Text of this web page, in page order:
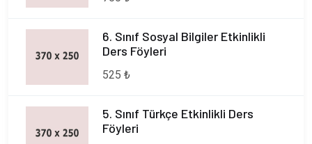
6. Sınıf Sosyal Bilgiler Etkinlikli
Ders Föyleri
525 ₺
5. Sınıf Türkçe Etkinlikli Ders
Föyleri